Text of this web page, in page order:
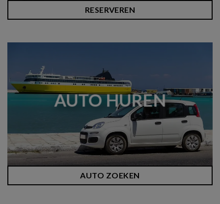
RESERVEREN
AUTO HUREN
AUTO ZOEKEN